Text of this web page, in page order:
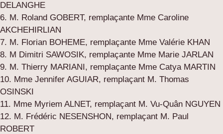
DELANGHE
6. M. Roland GOBERT, remplaçante Mme Caroline
AKCHEHIRLIAN
7. M. Florian BOHEME, remplaçante Mme Valérie KHAN
8. M Dimitri SAWOSIK, remplaçante Mme Marie JARLAN
9. M. Thierry MARIANI, remplaçante Mme Catya MARTIN
10. Mme Jennifer AGUIAR, remplaçant M. Thomas
OSINSKI
11. Mme Myriem ALNET, remplaçant M. Vu-Quân NGUYEN
12. M. Frédéric NESENSHON, remplaçant M. Paul
ROBERT